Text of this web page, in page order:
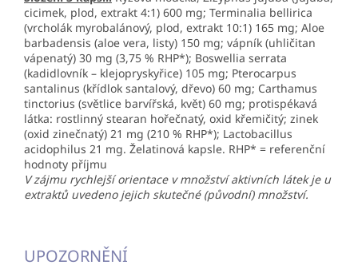
cicimek, plod, extrakt 4:1) 600 mg; Terminalia bellirica
(vrcholák myrobalánový, plod, extrakt 10:1) 165 mg; Aloe
barbadensis (aloe vera, listy) 150 mg; vápník (uhličitan
vápenatý) 30 mg (3,75 % RHP*); Boswellia serrata
(kadidlovník – klejopryskyřice) 105 mg; Pterocarpus
santalinus (křídlok santalový, dřevo) 60 mg; Carthamus
tinctorius (světlice barvířská, květ) 60 mg; protispékavá
látka: rostlinný stearan hořečnatý, oxid křemičitý; zinek
(oxid zinečnatý) 21 mg (210 % RHP*); Lactobacillus
acidophilus 21 mg. Želatinová kapsle. RHP* = referenční
hodnoty příjmu
V zájmu rychlejší orientace v množství aktivních látek je u
extraktů uvedeno jejich skutečné (původní) množství.
UPOZORNĚNÍ